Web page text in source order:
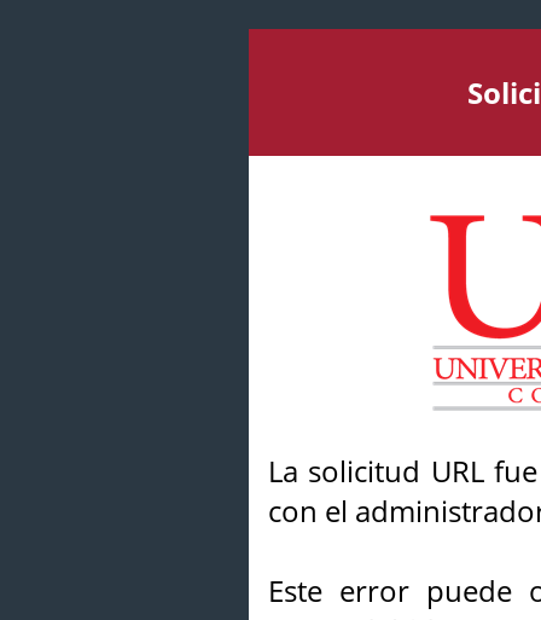
La solicitud URL
con el
Este error puede